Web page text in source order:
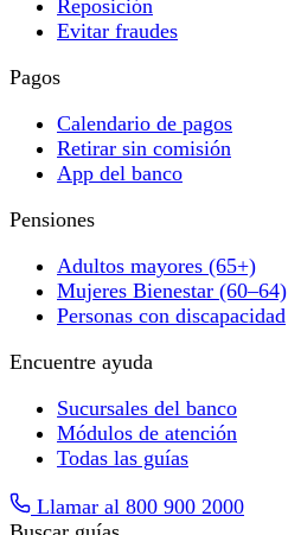
Reposición
Evitar fraudes
Pagos
Calendario de pagos
Retirar sin comisión
App del banco
Pensiones
Adultos mayores (65+)
Mujeres Bienestar (60–64)
Personas con discapacidad
Encuentre ayuda
Sucursales del banco
Módulos de atención
Todas las guías
Llamar al 800 900 2000